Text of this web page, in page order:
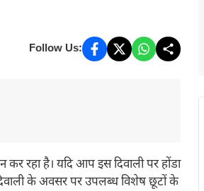
Follow Us:
कर रहा है। यदि आप इस दिवाली पर होंडा
के अवसर पर उपलब्ध विशेष छूटों के